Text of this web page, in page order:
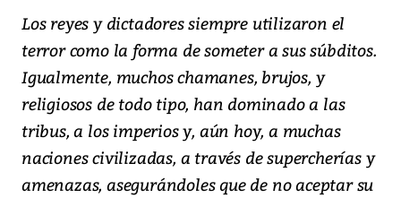
Los reyes y dictadores siempre utilizaron el
terror como la forma de someter a sus súbditos.
Igualmente, muchos chamanes, brujos, y
religiosos de todo tipo, han dominado a las
tribus, a los imperios y, aún hoy, a muchas
naciones civilizadas, a través de supercherías y
amenazas, asegurándoles que de no aceptar su